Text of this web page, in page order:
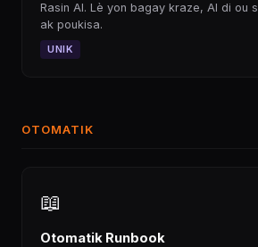
Rasin AI. Lè yon bagay kraze, AI di ou
ak poukisa.
UNIK
OTOMATIK
📖
Otomatik Runbook